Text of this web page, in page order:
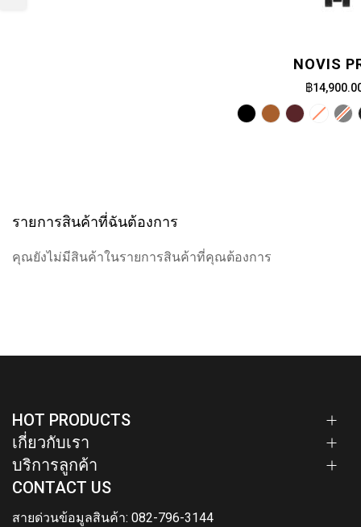
NOVIS
฿
รายการสินค้าที่ฉันต้องการ
คุณยังไม่มีสินค้าในรายการสินค้าที่คุณต้องการ
HOT PRODUCTS
เกี่ยวกับเรา
บริการลูกค้า
CONTACT US
สายด่วนข้อมูลสินค้า: 082-796-3144